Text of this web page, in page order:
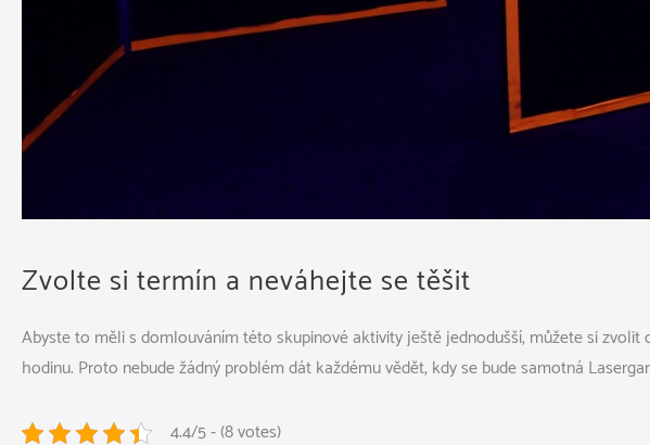
Zvolte si termín a neváhejte se těšit
Abyste to měli s domlouváním této skupinové aktivity ještě jednodušší, můžete si
hodinu. Proto nebude žádný problém dát každému vědět, kdy se bude samotná
4.4/5 - (8 votes)